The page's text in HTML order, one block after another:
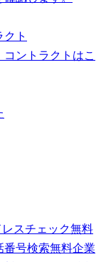
ト
ントラクトはこ
スチェック無料
番号検索無料企業